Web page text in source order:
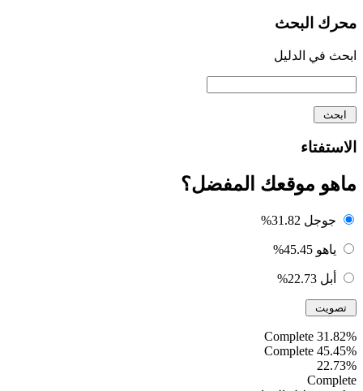
محرك البحث
ابحث في الدليل
الاستفتاء
ماهو موقعك المفضل؟
جوجل
ياهو
أبل
31.82% Complete
45.45% Complete
22.73%
Complete